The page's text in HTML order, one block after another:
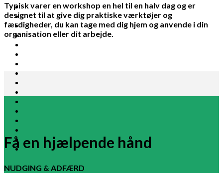
Typisk varer en workshop en hel til en halv dag og er
designet til at give dig praktiske værktøjer og
færdigheder, du kan tage med dig hjem og anvende i din
organisation eller dit arbejde.
Få en hjælpende hånd
NUDGING & ADFÆRD